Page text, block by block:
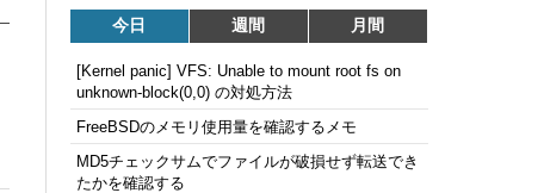
今日 週間 月間
[Kernel panic] VFS: Unable to mount root fs on
unknown-block(0,0) の対処方法
FreeBSDのメモリ使用量を確認するメモ
MD5チェックサムでファイルが破損せず転送でき
たかを確認する